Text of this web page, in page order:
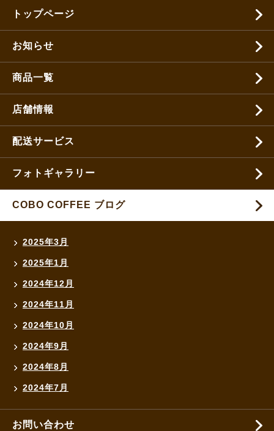
トップページ
お知らせ
商品一覧
店舗情報
配送サービス
フォトギャラリー
COBO COFFEE ブログ
2025年3月
2025年1月
2024年12月
2024年11月
2024年10月
2024年9月
2024年8月
2024年7月
お問い合わせ